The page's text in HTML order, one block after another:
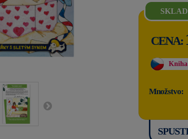
CENA:
Kniha
Množstvo: